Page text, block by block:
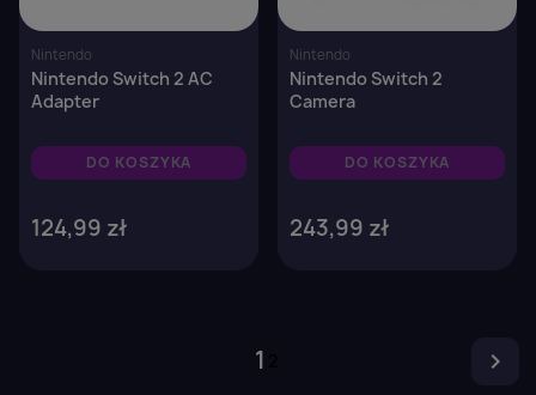
Nintendo
Nintendo Switch 2 AC
Adapter
DO KOSZYKA
124,99 zł
Nintendo
Nintendo Switch 2
Camera
DO KOSZYKA
243,99 zł
1 